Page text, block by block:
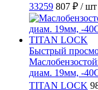
33259 807 ₽ / шт
Быстрый
диам. 19мм, -
TITAN LOCK